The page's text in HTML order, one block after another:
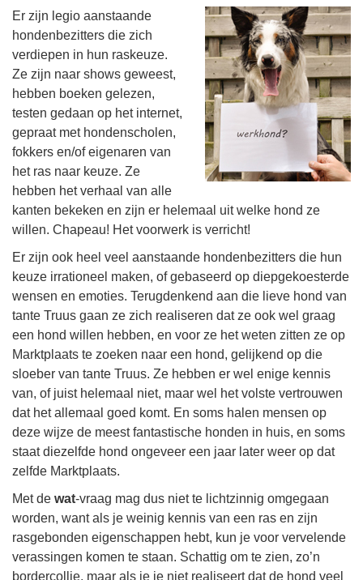
Er zijn legio aanstaande
hondenbezitters die zich
verdiepen in hun raskeuze.
Ze zijn naar shows geweest,
hebben boeken gelezen,
testen gedaan op het internet,
gepraat met hondenscholen,
fokkers en/of eigenaren van
het ras naar keuze. Ze
hebben het verhaal van alle
kanten bekeken en zijn er helemaal uit welke hond ze
willen. Chapeau! Het voorwerk is verricht!
Er zijn ook heel veel aanstaande hondenbezitters die hun
keuze irrationeel maken, of gebaseerd op diepgekoesterde
wensen en emoties. Terugdenkend aan die lieve hond van
tante Truus gaan ze zich realiseren dat ze ook wel graag
een hond willen hebben, en voor ze het weten zitten ze op
Marktplaats te zoeken naar een hond, gelijkend op die
sloeber van tante Truus. Ze hebben er wel enige kennis
van, of juist helemaal niet, maar wel het volste vertrouwen
dat het allemaal goed komt. En soms halen mensen op
deze wijze de meest fantastische honden in huis, en soms
staat diezelfde hond ongeveer een jaar later weer op dat
zelfde Marktplaats.
Met de wat-vraag mag dus niet te lichtzinnig omgegaan
worden, want als je weinig kennis van een ras en zijn
rasgebonden eigenschappen hebt, kun je voor vervelende
verassingen komen te staan. Schattig om te zien, zo’n
bordercollie, maar als je je niet realiseert dat de hond veel